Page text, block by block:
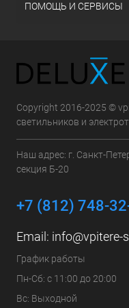
ПОМОЩЬ И СЕРВИСЫ
Copyright 2016-2025 ©
светильников и
Наш адрес: г. Санкт-
секция Б-20
+7 (812) 748-
Email: info@vpitere-
График работы
Пн-Сб: с 11:00 до 20:00
Вс: Выходной